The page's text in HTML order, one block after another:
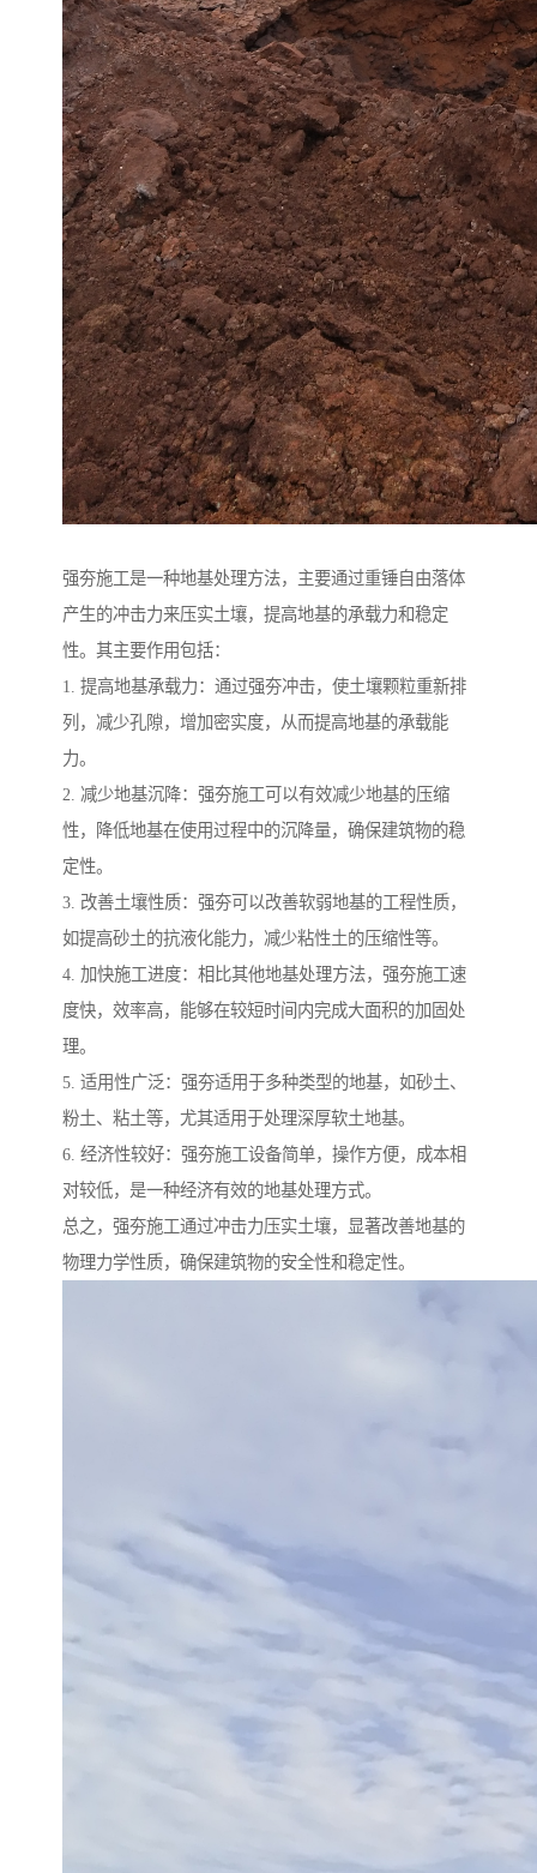
强夯施工是一种地基处理方法，主要通过重锤自由落体
产生的冲击力来压实土壤，提高地基的承载力和稳定
性。其主要作用包括：
1. 提高地基承载力：通过强夯冲击，使土壤颗粒重新排
列，减少孔隙，增加密实度，从而提高地基的承载能
力。
2. 减少地基沉降：强夯施工可以有效减少地基的压缩
性，降低地基在使用过程中的沉降量，确保建筑物的稳
定性。
3. 改善土壤性质：强夯可以改善软弱地基的工程性质，
如提高砂土的抗液化能力，减少粘性土的压缩性等。
4. 加快施工进度：相比其他地基处理方法，强夯施工速
度快，效率高，能够在较短时间内完成大面积的加固处
理。
5. 适用性广泛：强夯适用于多种类型的地基，如砂土、
粉土、粘土等，尤其适用于处理深厚软土地基。
6. 经济性较好：强夯施工设备简单，操作方便，成本相
对较低，是一种经济有效的地基处理方式。
总之，强夯施工通过冲击力压实土壤，显著改善地基的
物理力学性质，确保建筑物的安全性和稳定性。